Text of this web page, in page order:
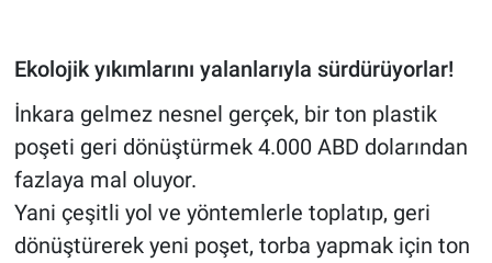
Ekolojik yıkımlarını yalanlarıyla sürdürüyorlar!
İnkara gelmez nesnel gerçek, bir ton plastik
poşeti geri dönüştürmek 4.000 ABD dolarından
fazlaya mal oluyor.
Yani çeşitli yol ve yöntemlerle toplatıp, geri
dönüştürerek yeni poşet, torba yapmak için ton